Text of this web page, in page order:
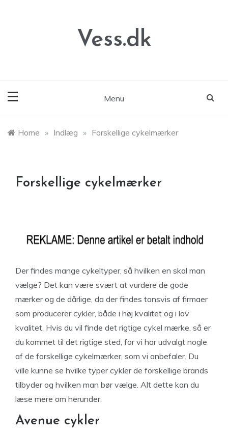
Vess.dk
Menu
Home » Indlæg » Forskellige cykelmærker
Forskellige cykelmærker
Der findes mange cykeltyper, så hvilken en skal man
vælge? Det kan være svært at vurdere de gode
mærker og de dårlige, da der findes tonsvis af firmaer
som producerer cykler, både i høj kvalitet og i lav
kvalitet. Hvis du vil finde det rigtige cykel mærke, så er
du kommet til det rigtige sted, for vi har udvalgt nogle
af de forskellige cykelmærker, som vi anbefaler. Du
ville kunne se hvilke typer cykler de forskellige brands
tilbyder og hvilken man bør vælge. Alt dette kan du
læse mere om herunder.
Avenue cykler